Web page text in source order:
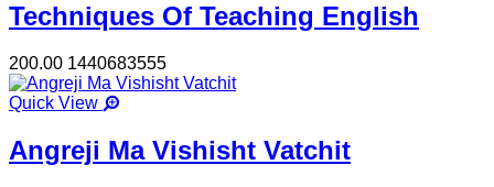
Techniques Of Teaching English
200.00 1440683555
Quick View
Angreji Ma Vishisht Vatchit